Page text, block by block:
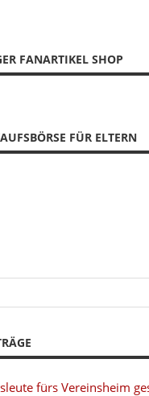
FANARTIKEL SHOP
FÜR ELTERN
fürs Vereinsheim